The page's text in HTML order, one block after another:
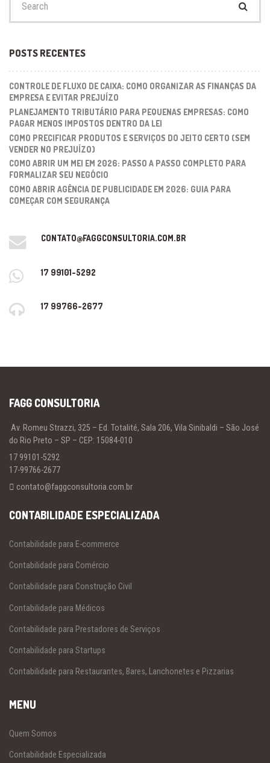
POSTS RECENTES
CONTROLE DE FLUXO DE CAIXA: COMO ORGANIZAR AS FINANÇAS DA
EMPRESA E EVITAR PREJUÍZO
PLANEJAMENTO TRIBUTÁRIO PARA PEQUENAS EMPRESAS: COMO
PAGAR MENOS IMPOSTOS DENTRO DA LEI
COMO PRECIFICAR PRODUTOS E SERVIÇOS DO JEITO CERTO (SEM
VENDER NO PREJUÍZO)
COMO ABRIR UM MEI EM 2026: PASSO A PASSO COMPLETO PARA
FORMALIZAR SEU NEGÓCIO
COMO ABRIR AGÊNCIA DE PUBLICIDADE EM 2026: GUIA PARA
COMEÇAR COM SEGURANÇA
CONTATO@FAGGCONSULTORIA.COM.BR
17 99101-5292
17 99766-2677
FAGG CONSULTORIA
Av. Romeu Strazzi, 325 – Ed. Totalité, Sala 206, Vila Sinibaldi – São José
do Rio Preto – SP – CEP: 15084-010
17 99101-5292
17-99766-2677
contato@faggconsultoria.com.br
CONTABILIDADE ESPECIALIZADA
Contabilidade para E-commerce
Contabilidade para Comércio
Contabilidade para Construção Civil
Contabilidade para Médicos
Contabilidade para Prestadores de Serviços
Contabilidade para Startups
Contabilidade para Restaurantes, Bares, Lanchonetes e Pizzarias
MENU
Quem Somos
Contabilidade Especializada